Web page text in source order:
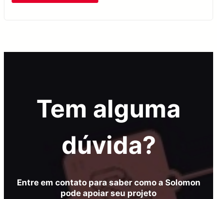
Tem alguma
dúvida?
Entre em contato para saber como a Solomon
pode apoiar seu projeto